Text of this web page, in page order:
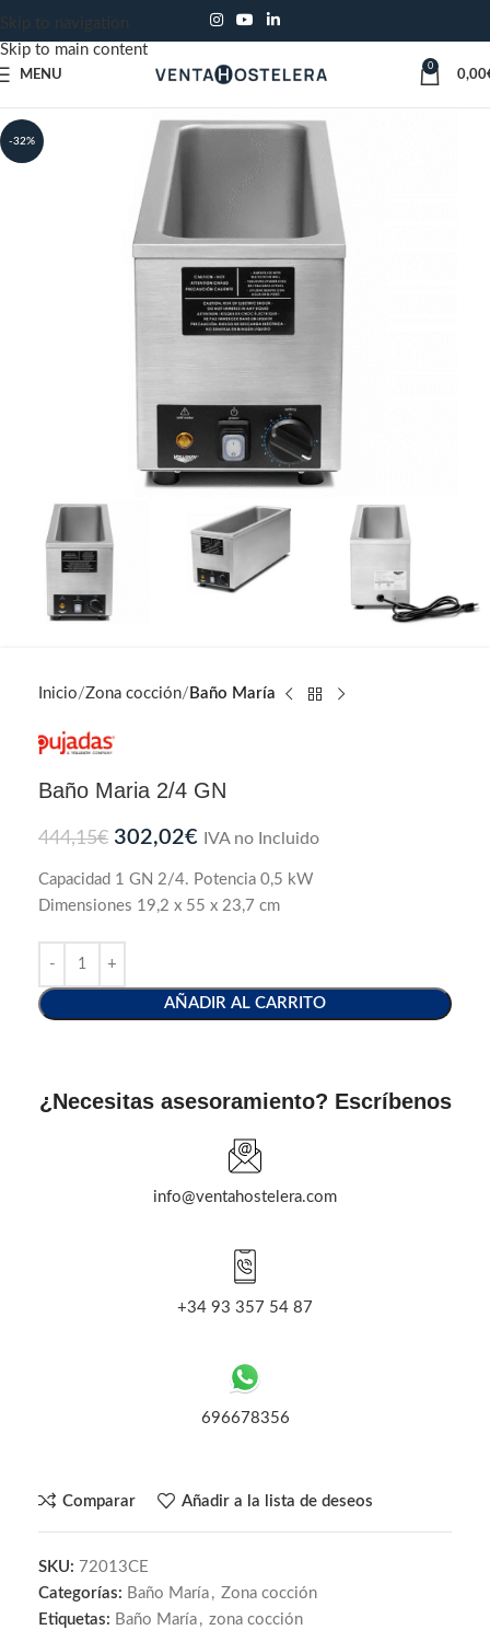
Skip to navigation
Skip to main content
MENU
0
0,00
-32%
Inicio Zona cocción Baño María
Baño Maria 2/4 GN
444,15€ 302,02€ IVA no Incluido
Capacidad 1 GN 2/4. Potencia 0,5 kW
Dimensiones 19,2 x 55 x 23,7 cm
AÑADIR AL CARRITO
¿Necesitas asesoramiento? Escríbenos
info@ventahostelera.com
+34 93 357 54 87
696678356
Comparar Añadir a la lista de deseos
SKU: 72013CE
Categorías: Baño María , Zona cocción
Etiquetas: Baño María , zona cocción